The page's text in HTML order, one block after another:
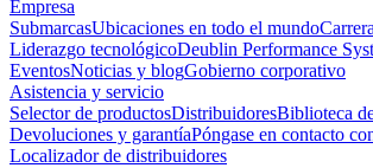
Empresa
SubmarcasUbicaciones en todo el mundo
Liderazgo tecnológicoDeublin Performance
EventosNoticias y blogGobierno corporativo
Asistencia y servicio
Selector de productosDistribuidoresBiblioteca
Devoluciones y garantíaPóngase en contacto
Localizador de distribuidores